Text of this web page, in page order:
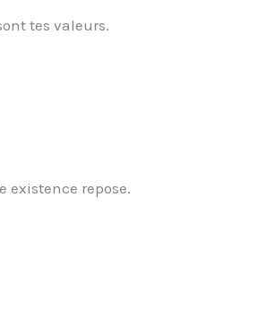
tes valeurs.
existence repose.